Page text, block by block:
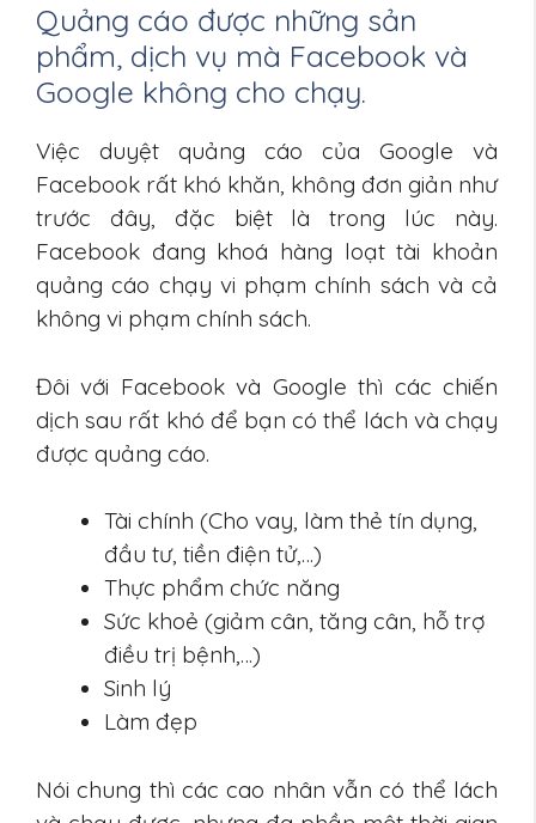
Quảng cáo được những sản
phẩm, dịch vụ mà Facebook và
Google không cho chạy.
Việc duyệt quảng cáo của Google và
Facebook rất khó khăn, không đơn giản như
trước đây, đặc biệt là trong lúc này.
Facebook đang khoá hàng loạt tài khoản
quảng cáo chạy vi phạm chính sách và cả
không vi phạm chính sách.
Đôi với Facebook và Google thì các chiến
dịch sau rất khó để bạn có thể lách và chạy
được quảng cáo.
Tài chính (Cho vay, làm thẻ tín dụng,
đầu tư, tiền điện tử,…)
Thực phẩm chức năng
Sức khoẻ (giảm cân, tăng cân, hỗ trợ
điều trị bệnh,…)
Sinh lý
Làm đẹp
Nói chung thì các cao nhân vẫn có thể lách